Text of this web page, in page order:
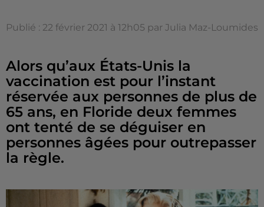
Publié : 22 février 2021 à 12h05 par Julia Maz-Loumides
Alors qu’aux États-Unis la
vaccination est pour l’instant
réservée aux personnes de plus de
65 ans, en Floride deux femmes
ont tenté de se déguiser en
personnes âgées pour outrepasser
la règle.